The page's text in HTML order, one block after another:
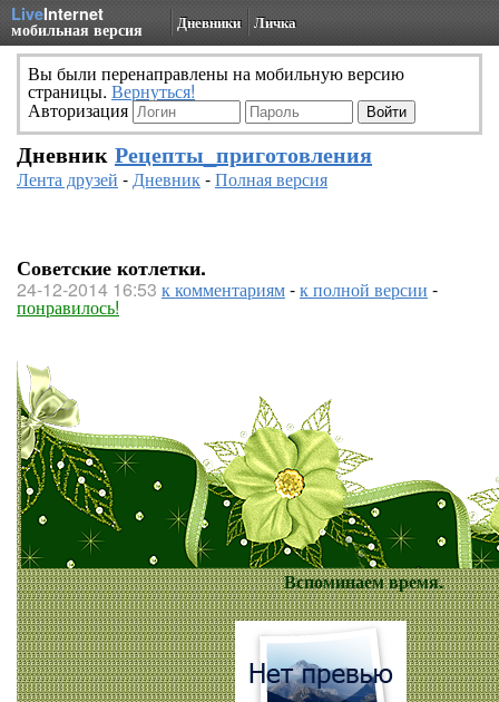
LiveInternet
мобильная версия Дневники Личка
Вы были перенаправлены на мобильную версию
страницы. Вернуться!
Авторизация
Дневник Рецепты_приготовления
Лента друзей -Дневник-Полная версия
Советские котлетки.
24-12-2014 16:53 к комментариям-к полной версии -
понравилось!
Вспоминаем время.